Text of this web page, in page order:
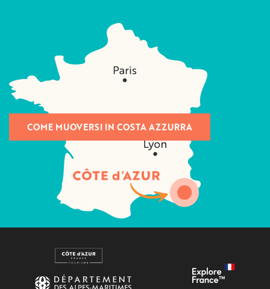
COME MUOVERSI IN COSTA AZZURRA